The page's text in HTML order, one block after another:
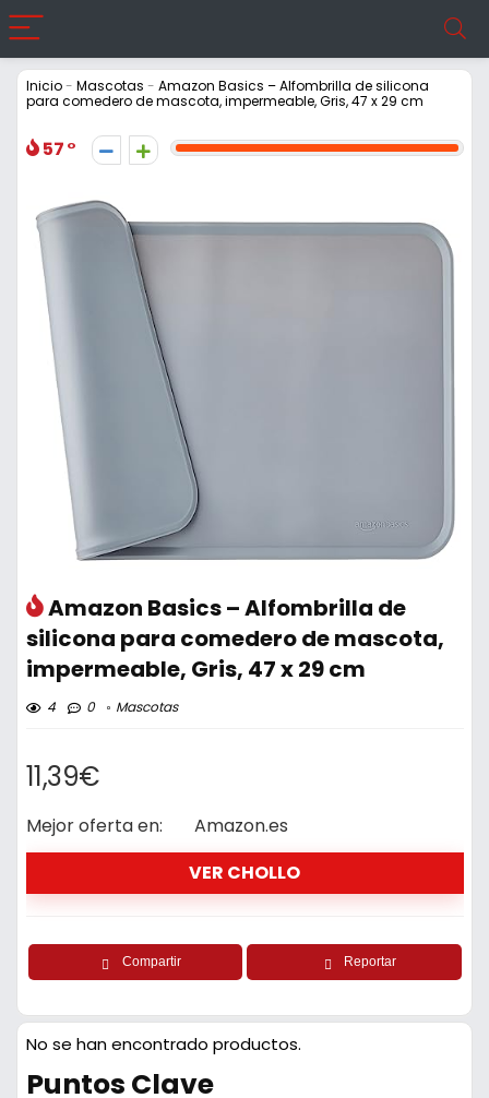
Inicio- Mascotas - Amazon Basics – Alfombrilla de silicona
para comedero de mascota, impermeable, Gris, 47 x 29 cm
57
Amazon Basics – Alfombrilla de
silicona para comedero de mascota,
impermeable, Gris, 47 x 29 cm
4 0 Mascotas
11,39€
Mejor oferta en:
Amazon.es
VER CHOLLO
Compartir Reportar
No se han encontrado productos.
Puntos Clave